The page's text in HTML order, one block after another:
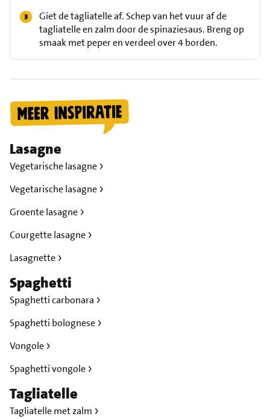
Giet de tagliatelle af. Schep van het vuur af de
tagliatelle en zalm door de spinaziesaus. Breng op
smaak met peper en verdeel over 4 borden.
Lasagne
Vegetarische lasagne
Vegetarische lasagne
Groente lasagne
Courgette lasagne
Lasagnette
Spaghetti
Spaghetti carbonara
Spaghetti bolognese
Vongole
Spaghetti vongole
Tagliatelle
Tagliatelle met zalm